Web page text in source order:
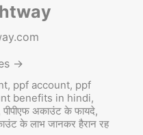
→
, ppf account, ppf
benefits in hindi,
पीपीएफ अकाउंट के फायदे,
के लाभ जानकर हैरान रह